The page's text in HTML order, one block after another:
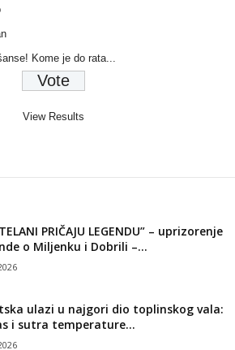
Kome je do rata...
View Results
PRIČAJU LEGENDU” – uprizorenje
o Miljenku i Dobrili –...
ulazi u najgori dio toplinskog vala:
i sutra temperature...